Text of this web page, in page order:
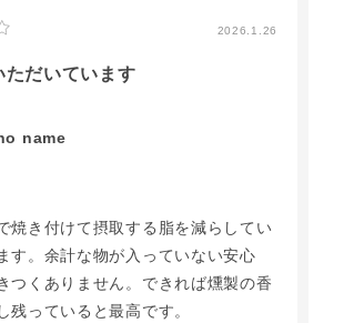
2026.1.26
ただいています
name
焼き付けて摂取する脂を減らしてい
す。余計な物が入っていない安心
つくありません。できれば燻製の香
残っていると最高です。